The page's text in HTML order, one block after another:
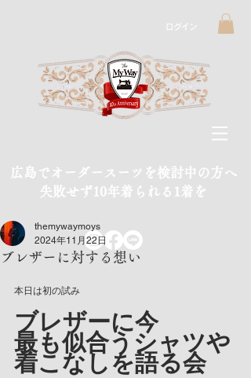
ログイン
広島でオーダースーツを検討中の方へ
​失敗せず10年着られる1着を
ブレザーに対する想い
themywaymoys
2024年11月22日
本日は初の試み
ブレザーに今
最も似合うシャツや
着こなしを語る会